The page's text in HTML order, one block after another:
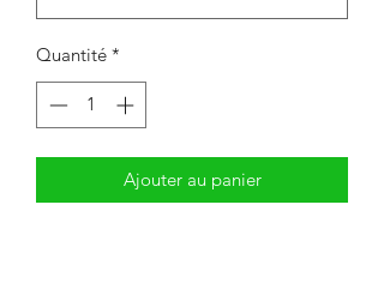
Quantité *
Ajouter au panier